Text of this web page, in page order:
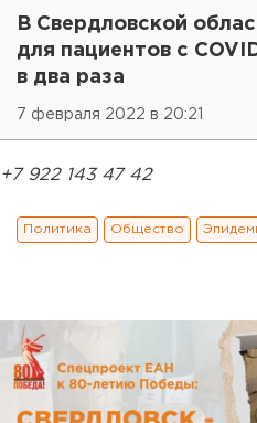
В Свердловской
для пациентов с
в два раза
7 февраля 2022 в 20:21
+7 922 143 47 42
Политика Общество